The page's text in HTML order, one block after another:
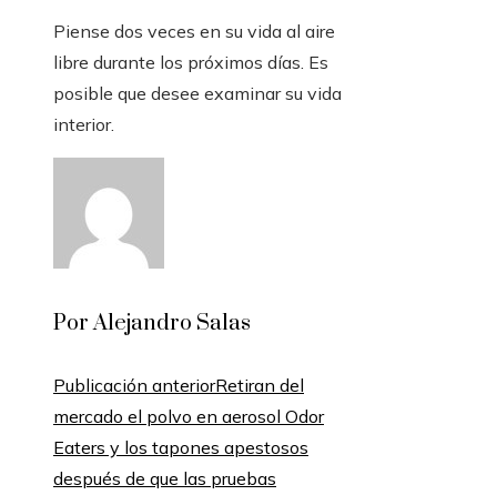
Piense dos veces en su vida al aire
libre durante los próximos días. Es
posible que desee examinar su vida
interior.
Por Alejandro Salas
Publicación anteriorRetiran del
mercado el polvo en aerosol Odor
Eaters y los tapones apestosos
después de que las pruebas